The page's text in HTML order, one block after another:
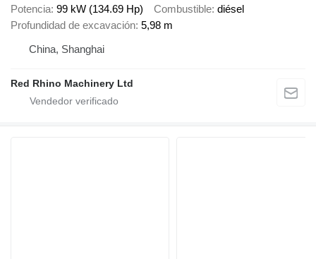
Potencia 99 kW (134.69 Hp) Combustible diésel
Profundidad de excavación 5,98 m
China, Shanghai
Red Rhino Machinery Ltd